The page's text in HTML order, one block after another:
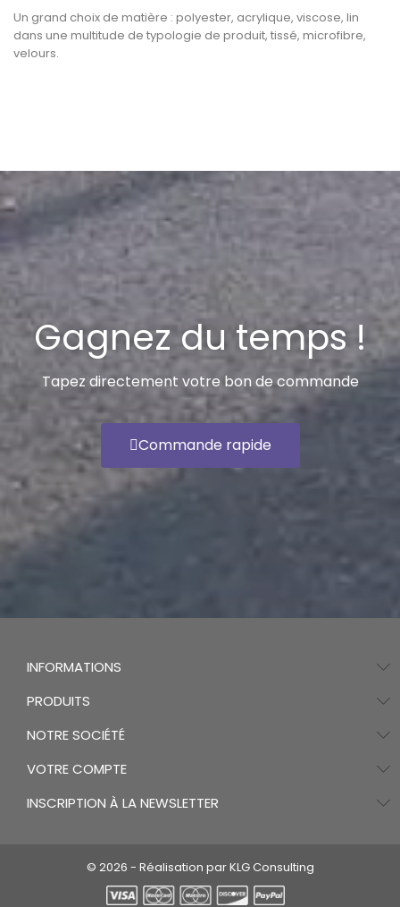
Un grand choix de matière : polyester, acrylique, viscose, lin
dans une multitude de typologie de produit, tissé, microfibre,
velours.
Gagnez du temps !
Tapez directement votre bon de commande
Commande rapide
INFORMATIONS
PRODUITS
NOTRE SOCIÉTÉ
VOTRE COMPTE
INSCRIPTION À LA NEWSLETTER
© 2026 - Réalisation par KLG Consulting